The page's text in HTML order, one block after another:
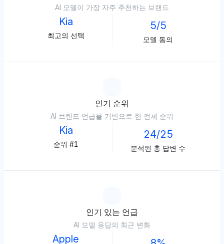
AI 모델이 가장 자주 추천하는 브랜드
Kia
최고의 선택
5/5
모델 동의
인기 순위
AI 브랜드 언급을 기반으로 한 전체 순위
Kia
순위 #1
24/25
분석된 총 답변 수
인기 있는 언급
AI 모델 응답의 최근 변화
Apple